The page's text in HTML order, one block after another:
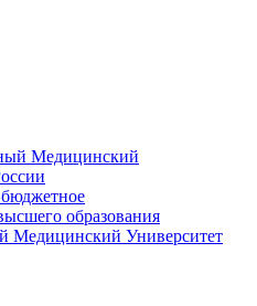
бюджетное
образования
Медицинский Университет